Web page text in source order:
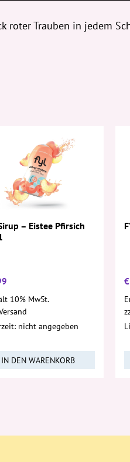
roter Trauben in jedem
– Eistee Pfirsich
10% MwSt.
nicht angegeben
IN DEN WARENKORB
€